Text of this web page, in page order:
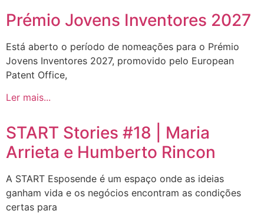
Prémio Jovens Inventores 2027
Está aberto o período de nomeações para o Prémio
Jovens Inventores 2027, promovido pelo European
Patent Office,
Ler mais...
START Stories #18 | Maria
Arrieta e Humberto Rincon
A START Esposende é um espaço onde as ideias
ganham vida e os negócios encontram as condições
certas para